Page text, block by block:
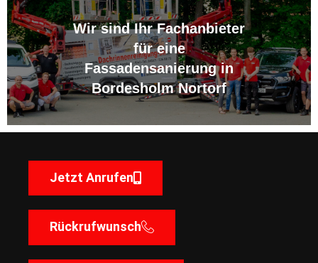
Wir sind Ihr Fachanbieter
für eine
Fassadensanierung in
Bordesholm Nortorf
Jetzt Anrufen
Rückrufwunsch